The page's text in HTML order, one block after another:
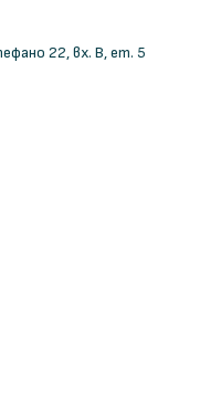
22, вх. В, ет. 5